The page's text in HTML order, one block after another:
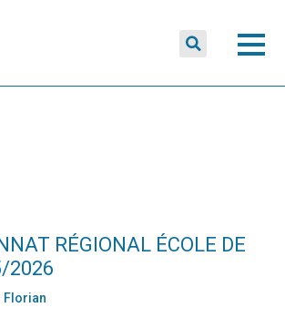
RÉGIONAL ÉCOLE DE
2026
Florian